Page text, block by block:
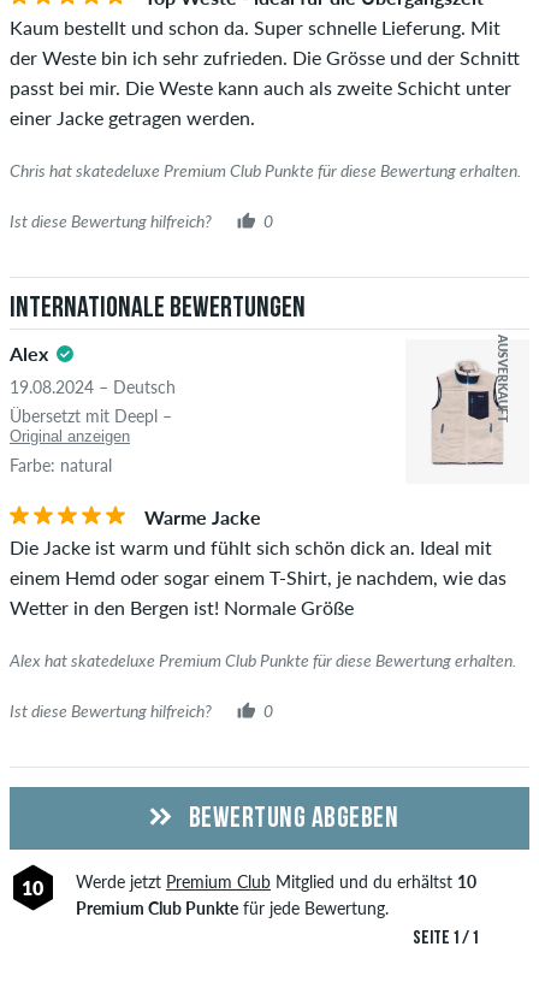
Ob die Bewertung von einer Person stammt, die diesen
Artikel wirklich gekauft hat, erkennst du am grünen Haken
neben dem Namen mit dem Zusatz "Verifizierter Kauf". Bei
diesen Personen wurde der Kauf anhand ihrer Bestellungen
überprüft. Bei Bewertungen ohne grünen Haken, können wir
leider nicht garantieren, dass die Personen den Artikel
Kaum bestellt und schon da. Super schnelle Lieferung. Mit
der Weste bin ich sehr zufrieden. Die Grösse und der Schnitt
passt bei mir. Die Weste kann auch als zweite Schicht unter
einer Jacke getragen werden.
Chris hat skatedeluxe Premium Club Punkte für diese Bewertung erhalten.
Ist diese Bewertung hilfreich? 0
Internationale Bewertungen
Alex
19.08.2024 – Deutsch
Übersetzt mit Deepl –
Original anzeigen
Farbe: natural
AUSVERKAUFT
Warme Jacke
Die Jacke ist warm und fühlt sich schön dick an. Ideal mit
einem Hemd oder sogar einem T-Shirt, je nachdem, wie das
Wetter in den Bergen ist! Normale Größe
Alex hat skatedeluxe Premium Club Punkte für diese Bewertung erhalten.
Ist diese Bewertung hilfreich? 0
SEITE 1 / 1
BEWERTUNG ABGEBEN
10 Werde jetzt Premium ClubMitglied und du erhältst 10
Premium Club Punktefür jede Bewertung.